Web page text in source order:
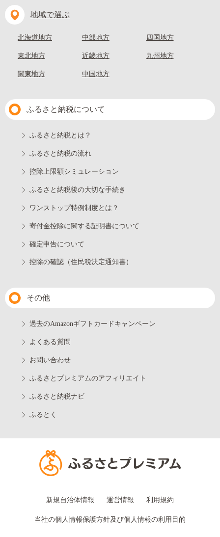
地域で選ぶ
北海道地方
東北地方
関東地方
中部地方
近畿地方
中国地方
四国地方
九州地方
ふるさと納税について
ふるさと納税とは？
ふるさと納税の流れ
控除上限額シミュレーション
ふるさと納税後の大切な手続き
ワンストップ特例制度とは？
寄付金控除に関する証明書について
確定申告について
控除の確認（住民税決定通知書）
その他
過去のAmazonギフトカードキャンペーン
よくある質問
お問い合わせ
ふるさとプレミアムのアフィリエイト
ふるさと納税ナビ
ふるとく
新規自治体情報 運営情報 利用規約
当社の個人情報保護方針及び個人情報の利用目的